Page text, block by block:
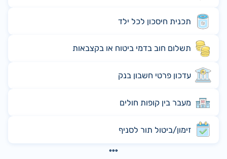
תכנית חיסכון לכל ילד
תשלום חוב בדמי ביטוח או בקצבאות
עדכון פרטי חשבון בנק
מעבר בין קופות חולים
זימון/ביטול תור לסניף